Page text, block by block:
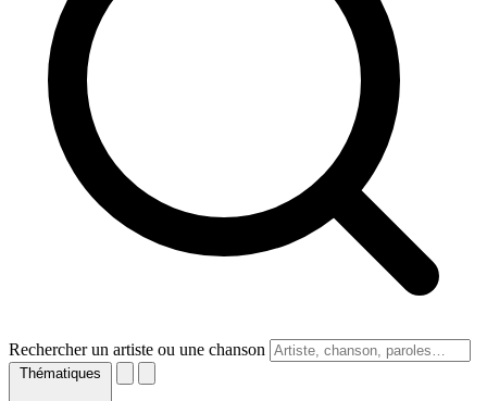
Rechercher un artiste ou une chanson
Thématiques